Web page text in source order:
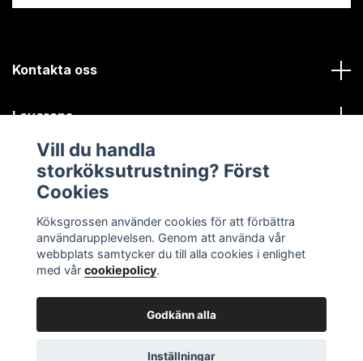
Kontakta oss
Leverans
Kundinformation
© 2026 Köksgrossen.se
Vill du handla
storköksutrustning? Först
Cookies
Köksgrossen använder cookies för att förbättra
användarupplevelsen. Genom att använda vår
webbplats samtycker du till alla cookies i enlighet
med vår cookiepolicy.
Godkänn alla
Inställningar